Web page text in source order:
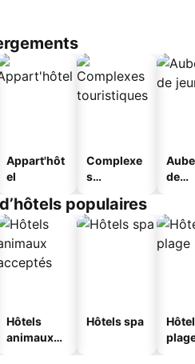
Appart'hôt
el
Complexe
s
s
de
populaires
Hôtels
animaux
Hôtels spa